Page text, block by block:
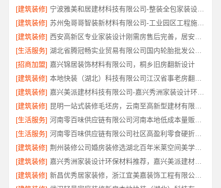
[建筑装修]
宁波雅美和居建材科技有限公司-整装全包家装设计厨卫改造
[建筑装修]
苏州兔哥哥智装新材料有限公司-工业园区工程施工二手房全包服务
[建筑装修]
[生活服务]
湖北省腾冠畅实业贸易有限公司国内轮胎批发公司流程详解
[招商加盟] 嘉兴锦居装饰材料有限公司，桐乡旧房翻新设计
[建筑装修]
[建筑装修]
嘉兴美派建材科技有限公司-嘉兴秀洲家装设计环保材料推荐
[建筑装修]
[生活服务]
[生活服务]
河南零百味供应链有限公司社区高盈利零食硬折扣全域盈利
[建筑装修]
荆州装修公司婚房装修选湖北百年米莱空间美学装饰材料有限公司
[建筑装修]
嘉兴秀洲家装设计环保材料推荐，嘉兴美派建材科技靠谱
[建筑装修]
新昌优秀居家装修，浙江宜美嘉装饰工程有限公司匠心品质